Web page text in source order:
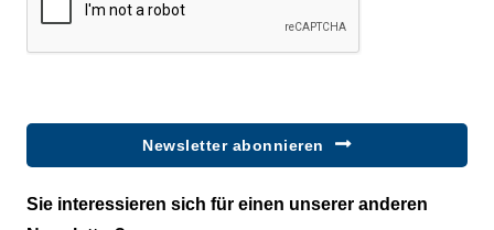
Newsletter abonnieren
Sie interessieren sich für einen unserer anderen